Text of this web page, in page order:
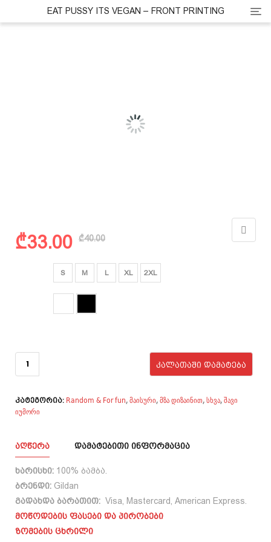
EAT PUSSY ITS VEGAN – FRONT PRINTING
₾40.00Original
was:
₾40.00.
₾33.00
Current
is:
₾33.00.
S M L XL 2XL
რაოდენობა:
Eat pussy its
ᲙᲐᲚᲐᲗᲐᲨᲘ ᲓᲐᲛᲐᲢᲔᲑᲐ
კატეგორია: Random & For fun,მაისური,მზა დიზაინით,სხვა,შავი
იუმორი
ᲐᲦᲬᲔᲠᲐ ᲓᲐᲛᲐᲢᲔᲑᲘᲗᲘ ᲘᲜᲤᲝᲠᲛᲐᲪᲘᲐ
ხარისხი: 100% ბამბა.
ბრენდი: Gildan
გადახდა ბარათით: Visa, Mastercard, American Express.
მოწოდების ფასები და პირობები
ზომების ცხრილი